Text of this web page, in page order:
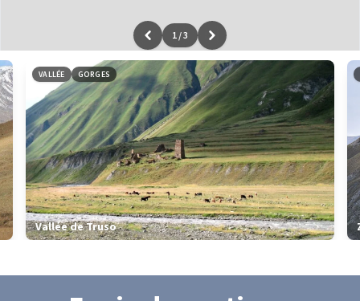
Leaflet|données ©OpenStreetMap/ODbL - renduOSM France
1 /3
VALLÉE GORGES
Vallée de Truso